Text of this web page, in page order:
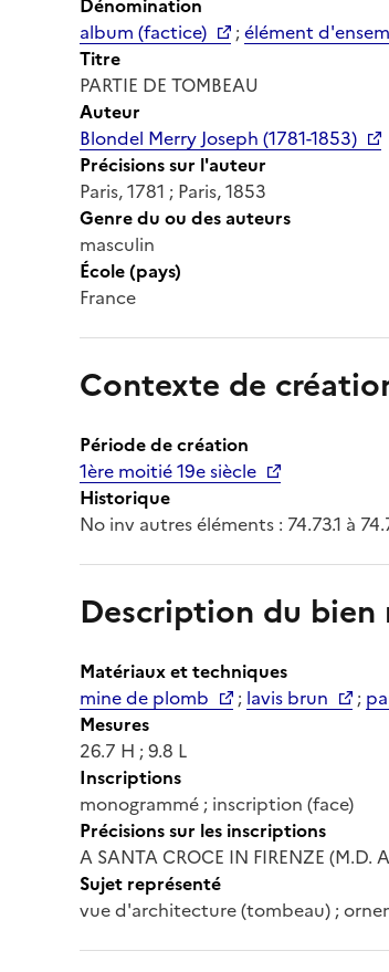
album (factice)
;élément
Titre
PARTIE DE TOMBEAU
Auteur
Blondel Merry Joseph (1781-1853)
Précisions sur l'auteur
Paris, 1781 ; Paris, 1853
Genre du ou des auteurs
masculin
École (pays)
France
Contexte de
Période de création
1ère moitié 19e siècle
Historique
No inv autres éléments : 74.73.1 à
Description du bien
Matériaux et techniques
mine de plomb
; lavis brun ;
Mesures
26.7 H ; 9.8 L
Inscriptions
monogrammé ; inscription (face)
Précisions sur les inscriptions
A SANTA CROCE IN FIRENZE (M.D.
Sujet représenté
vue d'architecture (tombeau) ;